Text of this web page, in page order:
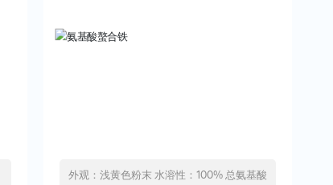
外观：浅黄色粉末 水溶性：100% 总氨基酸